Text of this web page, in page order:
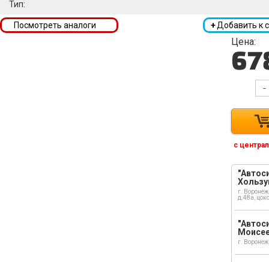
Тип:
+Добавить к
Посмотреть аналоги
Цена:
-
с
г.
д.48а,
г.